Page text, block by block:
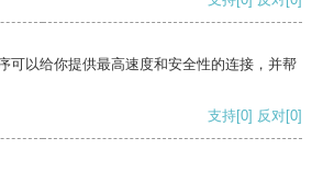
可以给你提供最高速度和安全性的连接，并帮
支持[0] 反对[0]